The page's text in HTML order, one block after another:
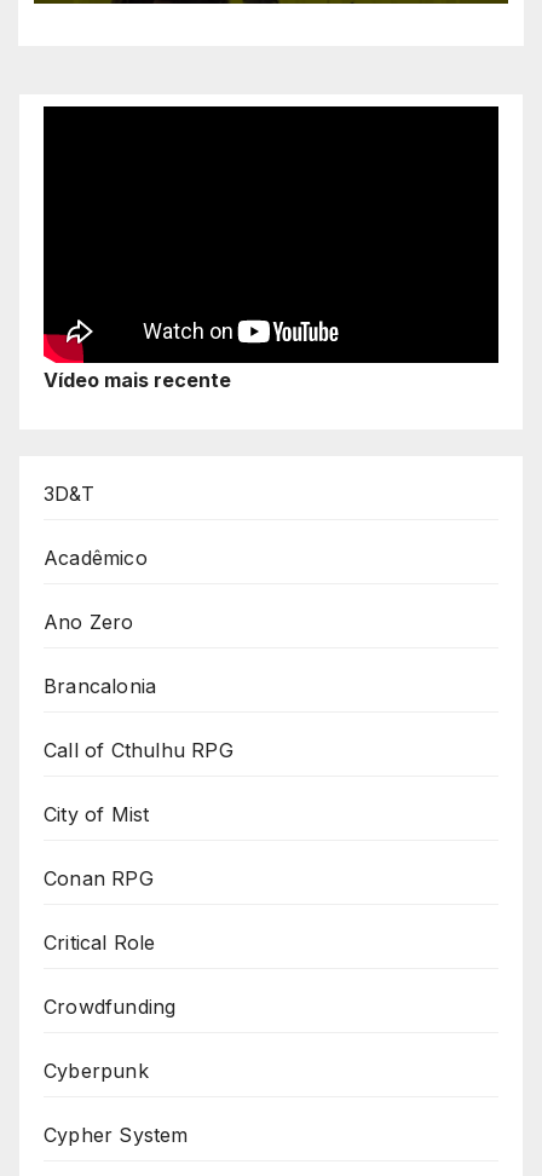
Vídeo mais recente
3D&T
Acadêmico
Ano Zero
Brancalonia
Call of Cthulhu RPG
City of Mist
Conan RPG
Critical Role
Crowdfunding
Cyberpunk
Cypher System